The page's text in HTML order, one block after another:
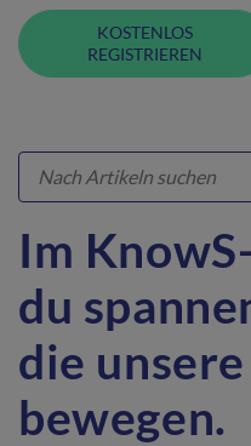
KOSTENLOS
REGISTRIEREN
Im
du
die
bewegen.